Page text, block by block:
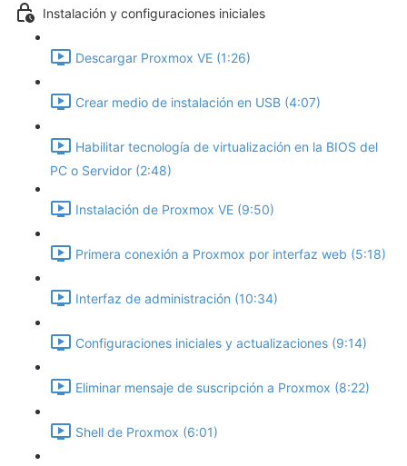
Instalación y configuraciones iniciales
Descargar Proxmox VE (1:26)
Crear medio de instalación en USB (4:07)
Habilitar tecnología de virtualización en la BIOS del
PC o Servidor (2:48)
Instalación de Proxmox VE (9:50)
Primera conexión a Proxmox por interfaz web (5:18)
Interfaz de administración (10:34)
Configuraciones iniciales y actualizaciones (9:14)
Eliminar mensaje de suscripción a Proxmox (8:22)
Shell de Proxmox (6:01)